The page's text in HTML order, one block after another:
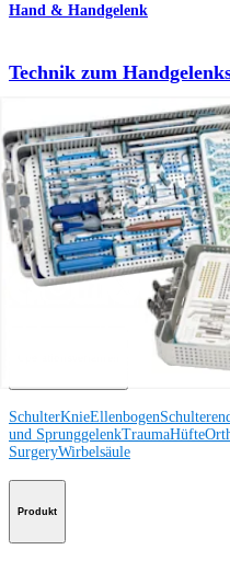
Hand & Handgelenk
Technik zum
Operationsverfahren
Wie können wir
Medizinproduktberater:in
Veranstaltungen, Lab-
ansehen
Unseren Newsletter abonnieren
Besuchen Sie uns
SchulterKnieEllenbogen
und SprunggelenkTraumaHüfte
SurgeryWirbelsäule
Produkt